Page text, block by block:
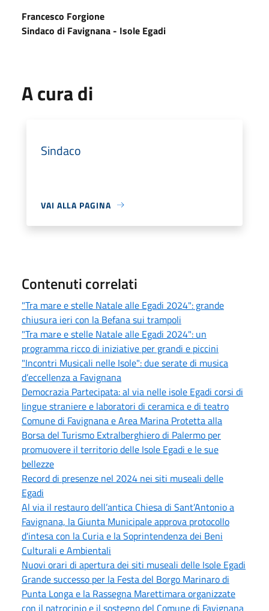
Francesco Forgione
Sindaco di Favignana - Isole Egadi
A cura di
Sindaco
VAI ALLA PAGINA
Contenuti correlati
"Tra mare e stelle Natale alle Egadi 2024": grande
chiusura ieri con la Befana sui trampoli
"Tra mare e stelle Natale alle Egadi 2024": un
programma ricco di iniziative per grandi e piccini
"Incontri Musicali nelle Isole": due serate di musica
d’eccellenza a Favignana
Democrazia Partecipata: al via nelle isole Egadi corsi di
lingue straniere e laboratori di ceramica e di teatro
Comune di Favignana e Area Marina Protetta alla
Borsa del Turismo Extralberghiero di Palermo per
promuovere il territorio delle Isole Egadi e le sue
bellezze
Record di presenze nel 2024 nei siti museali delle
Egadi
Al via il restauro dell’antica Chiesa di Sant’Antonio a
Favignana, la Giunta Municipale approva protocollo
d'intesa con la Curia e la Soprintendenza dei Beni
Culturali e Ambientali
Nuovi orari di apertura dei siti museali delle Isole Egadi
Grande successo per la Festa del Borgo Marinaro di
Punta Longa e la Rassegna Marettimara organizzate
con il patrocinio e il sostegno del Comune di Favignana